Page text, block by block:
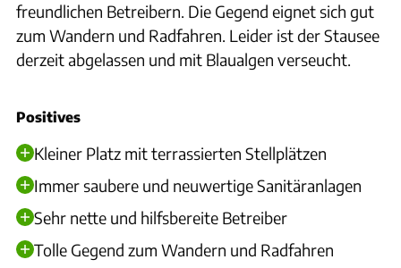
freundlichen Betreibern. Die Gegend eignet sich gut
zum Wandern und Radfahren. Leider ist der Stausee
derzeit abgelassen und mit Blaualgen verseucht.
Positives
Kleiner Platz mit terrassierten Stellplätzen
Immer saubere und neuwertige Sanitäranlagen
Sehr nette und hilfsbereite Betreiber
Tolle Gegend zum Wandern und Radfahren